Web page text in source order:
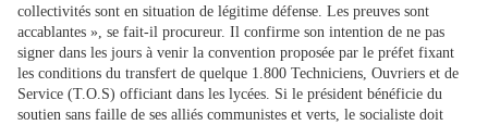
collectivités sont en situation de légitime défense. Les preuves sont
accablantes », se fait-il procureur. Il confirme son intention de ne pas
signer dans les jours à venir la convention proposée par le préfet fixant
les conditions du transfert de quelque 1.800 Techniciens, Ouvriers et de
Service (T.O.S) officiant dans les lycées. Si le président bénéficie du
soutien sans faille de ses alliés communistes et verts, le socialiste doit